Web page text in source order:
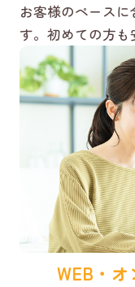
お客様のペース
す。初めての方も
WEB・